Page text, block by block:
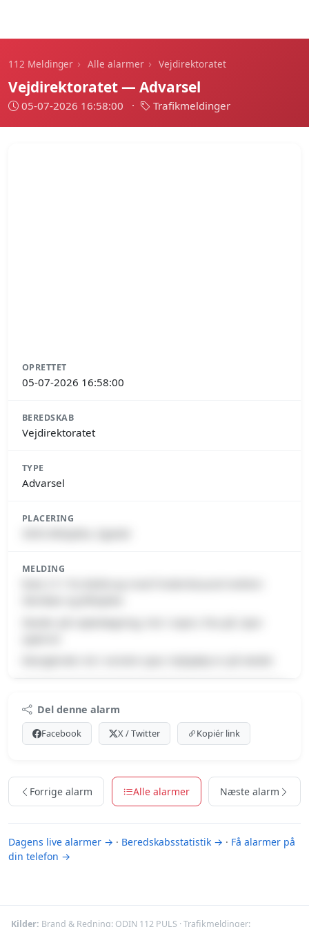
112 Meldinger › Alle alarmer › Vejdirektoratet
Vejdirektoratet — Advarsel
05-07-2026 16:58:00 · Trafikmeldinger
OPRETTET
05-07-2026 16:58:00
BEREDSKAB
Vejdirektoratet
TYPE
Advarsel
PLACERING
MELDING
Log ind med Premium for at se meldingen og kortet.
Del denne alarm
Facebook X / Twitter Kopiér link
Forrige alarm Alle alarmer Næste alarm
Dagens live alarmer → · Beredskabsstatistik → · Få alarmer på
din telefon →
Kilder: Brand & Redning: ODIN 112 PULS · Trafikmeldinger: